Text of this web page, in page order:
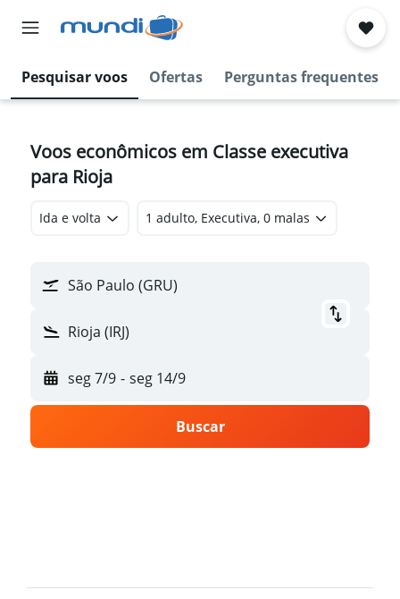
Pesquisar voos Ofertas Perguntas frequentes
Voos econômicos em Classe executiva
para Rioja
Ida e volta 1 adulto, Executiva, 0 malas
São Paulo (GRU)
Rioja (IRJ)
seg 7/9 - seg 14/9
Buscar